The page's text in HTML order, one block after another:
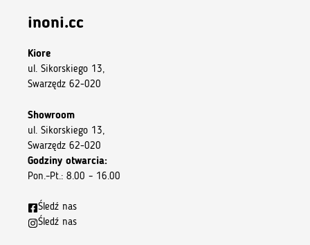
inoni.cc
Kiore
ul. Sikorskiego 13,
Swarzędz 62-020
Showroom
ul. Sikorskiego 13,
Swarzędz 62-020
Godziny otwarcia:
Pon.–Pt.: 8.00 – 16.00
Śledź nas
Śledź nas